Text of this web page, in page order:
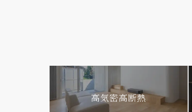
高気密高断熱